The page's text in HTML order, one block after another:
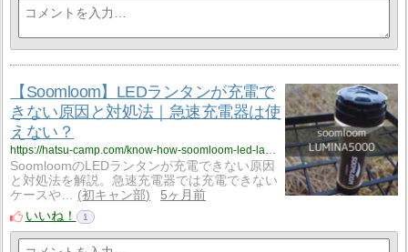
【Soomloom】LEDランタンが充電で
きない原因と対処法｜急速充電器は使
えない？
https://hatsu-camp.com/know-how-soomloom-led-lantern-charging-problem
SoomloomのLEDランタンが充電できない原因
と対処法を解説。急速充電器では充電できない
ケースや…
初キャン部
5ヶ月前
いいね！
1